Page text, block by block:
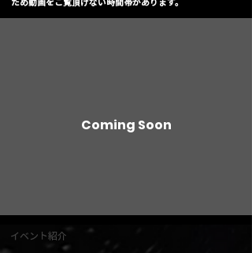
Coming Soon
イベント紹介